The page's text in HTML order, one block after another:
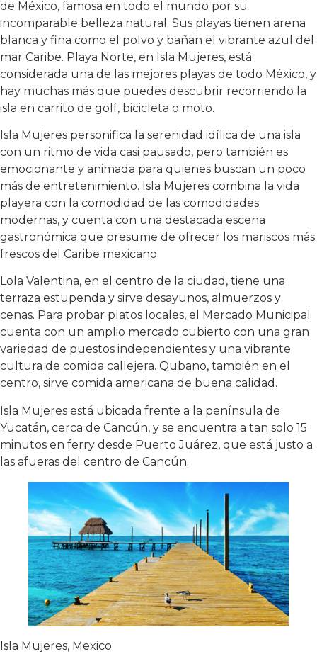
de México, famosa en todo el mundo por su
incomparable belleza natural. Sus playas tienen arena
blanca y fina como el polvo y bañan el vibrante azul del
mar Caribe. Playa Norte, en Isla Mujeres, está
considerada una de las mejores playas de todo México, y
hay muchas más que puedes descubrir recorriendo la
isla en carrito de golf, bicicleta o moto.
Isla Mujeres personifica la serenidad idílica de una isla
con un ritmo de vida casi pausado, pero también es
emocionante y animada para quienes buscan un poco
más de entretenimiento. Isla Mujeres combina la vida
playera con la comodidad de las comodidades
modernas, y cuenta con una destacada escena
gastronómica que presume de ofrecer los mariscos más
frescos del Caribe mexicano.
Lola Valentina, en el centro de la ciudad, tiene una
terraza estupenda y sirve desayunos, almuerzos y
cenas. Para probar platos locales, el Mercado Municipal
cuenta con un amplio mercado cubierto con una gran
variedad de puestos independientes y una vibrante
cultura de comida callejera. Qubano, también en el
centro, sirve comida americana de buena calidad.
Isla Mujeres está ubicada frente a la península de
Yucatán, cerca de Cancún, y se encuentra a tan solo 15
minutos en ferry desde Puerto Juárez, que está justo a
las afueras del centro de Cancún.
Isla Mujeres, Mexico